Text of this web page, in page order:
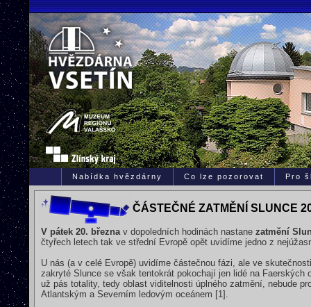
Nabídka hvězdárny Co lze pozorovat Pro
ČÁSTEČNÉ ZATMĚNÍ SLUNCE
V pátek 20. března v dopoledních hodinách nastane zatmění
čtyřech letech tak ve střední Evropě opět uvidíme jedno z
U nás (a v celé Evropě) uvidíme částečnou fázi, ale ve
zakryté Slunce se však tentokrát pokochají jen lidé na
už pás totality, tedy oblast viditelnosti úplného zatmění, nebude
Atlantským a Severním ledovým oceánem [1].